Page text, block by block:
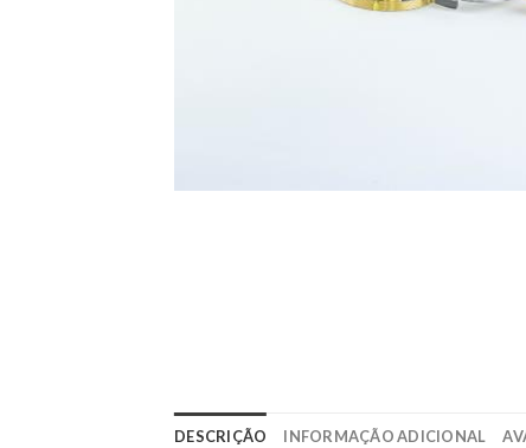
DESCRIÇÃO INFORMAÇÃO ADICIONAL